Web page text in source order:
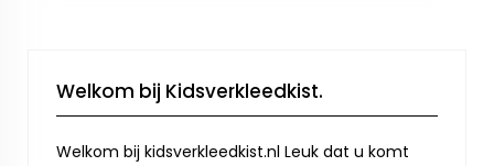
Welkom bij Kidsverkleedkist.
Welkom bij kidsverkleedkist.nl Leuk dat u komt